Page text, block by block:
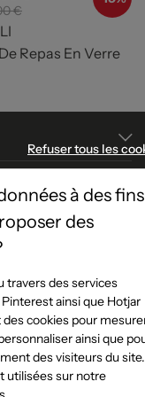
€
Repas En Verre
Refuser tous les
à des fins
des
travers des services
ainsi que Hotjar
cookies pour
ainsi que
des visiteurs du site.
utilisées sur notre